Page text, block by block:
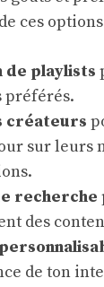
ces
de playlists
préférés.
créateurs
sur leurs
recherche
des
de ton